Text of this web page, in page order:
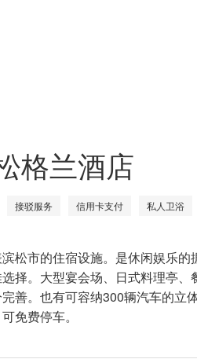
格兰酒店
接驳服务 信用卡支付 私人卫浴
松市的住宿设施。是休闲娱乐的
择。大型宴会场、日式料理亭、
善。也有可容纳300辆汽车的立
免费停车。